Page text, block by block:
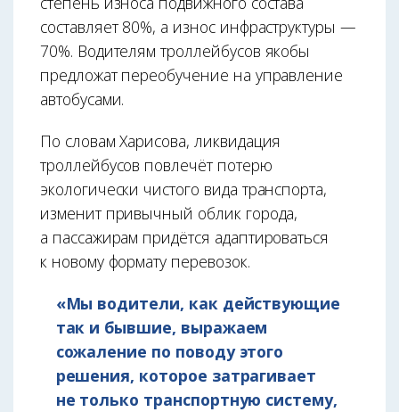
составляет 80%, а износ инфраструктуры —
70%. Водителям троллейбусов якобы
предложат переобучение на управление
автобусами.
По словам Харисова, ликвидация
троллейбусов повлечёт потерю
экологически чистого вида транспорта,
изменит привычный облик города,
а пассажирам придётся адаптироваться
к новому формату перевозок.
«Мы водители, как действующие
так и бывшие, выражаем
сожаление по поводу этого
решения, которое затрагивает
не только транспортную систему,